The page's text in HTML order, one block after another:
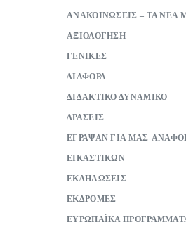
ΑΝΑΚΟΙΝΩΣΕΙΣ – ΤΑ ΝΕΑ
ΑΞΙΟΛΟΓΗΣΗ
ΓΕΝΙΚΕΣ
ΔΙΑΦΟΡΑ
ΔΙΔΑΚΤΙΚΟ ΔΥΝΑΜΙΚΟ
ΔΡΑΣΕΙΣ
ΕΓΡΑΨΑΝ ΓΙΑ ΜΑΣ-
ΕΙΚΑΣΤΙΚΩΝ
ΕΚΔΗΛΩΣΕΙΣ
ΕΚΔΡΟΜΕΣ
ΕΥΡΩΠΑΪΚΑ